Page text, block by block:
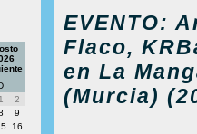
1
2
9
16
EVENTO:
Flaco,
en La
(Murcia)